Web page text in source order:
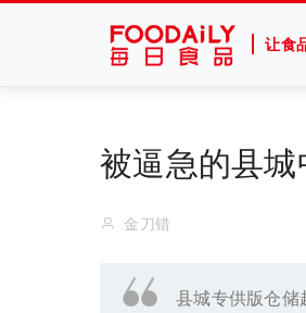
让食
被逼急的县
金刀错
县城专供版仓储